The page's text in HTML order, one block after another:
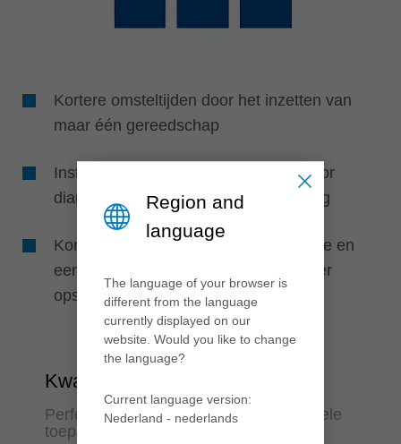
Kortere omsteltijden door het inzetten van
maar één gereedschap
Instellen op de machine niet nodig door
diameterconstante messenopspanning
Korte machine-omsteltijden door snelle en
eenvoudige messenwissel door minder
opspanschroeven
Kwaliteit & flexibiliteit
Perfecte oppervlaktekwaliteit en variabele
toepassingsmogelijkheden
Region and
language
The language of your browser is
different from the language
currently displayed on our
website. Would you like to change
the language?
Current language version:
Nederland - nederlands